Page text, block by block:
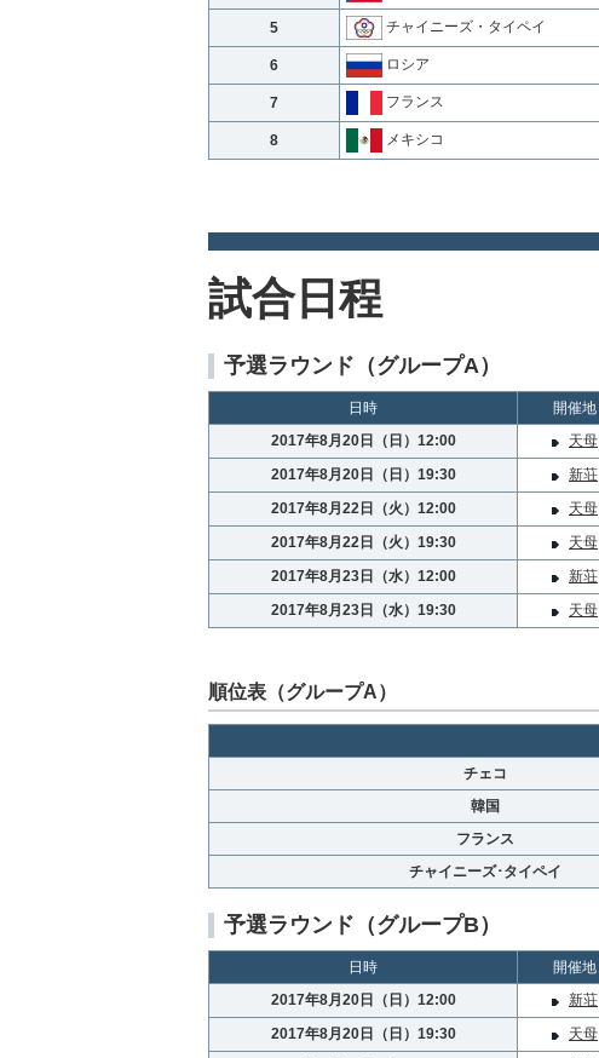
5 チャイニーズ・タイペイ
6 ロシア
7 フランス
8 メキシコ
試合日程
予選ラウンド（グループA）
日時 開催地
2017年8月20日（日）12:00
天母
2017年8月20日（日）19:30
新荘
2017年8月22日（火）12:00
天母
2017年8月22日（火）19:30
天母
2017年8月23日（水）12:00
新荘
2017年8月23日（水）19:30
天母
順位表（グループA）
チェコ
韓国
フランス
チャイニーズ･タイペイ
予選ラウンド（グループB）
日時 開催地
2017年8月20日（日）12:00
新荘
2017年8月20日（日）19:30
天母